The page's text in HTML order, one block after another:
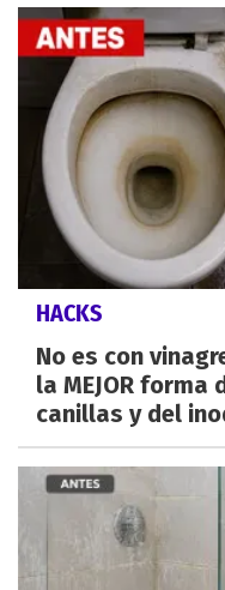
HACKS
No es con
la MEJOR
canillas y del